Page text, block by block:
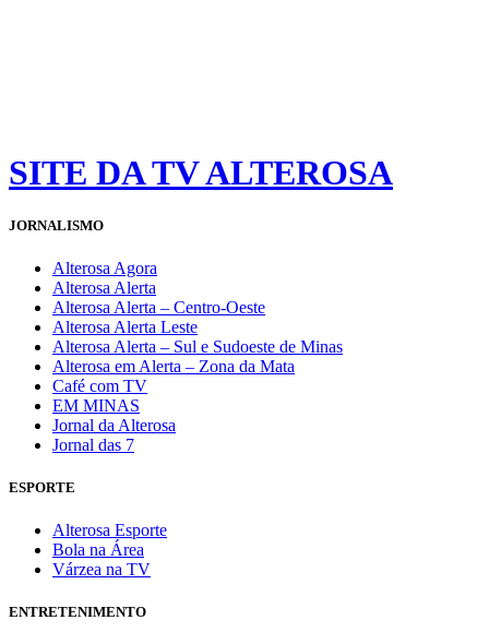
SITE DA TV ALTEROSA
JORNALISMO
Alterosa Agora
Alterosa Alerta
Alterosa Alerta – Centro-Oeste
Alterosa Alerta Leste
Alterosa Alerta – Sul e Sudoeste de Minas
Alterosa em Alerta – Zona da Mata
Café com TV
EM MINAS
Jornal da Alterosa
Jornal das 7
ESPORTE
Alterosa Esporte
Bola na Área
Várzea na TV
ENTRETENIMENTO